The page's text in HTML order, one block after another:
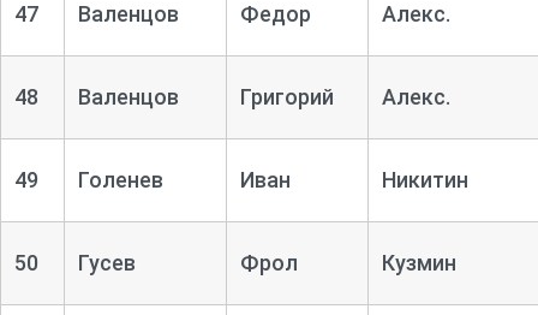
47 Валенцов Федор Алекс.
48 Валенцов Григорий Алекс.
49 Голенев Иван Никитин
50 Гусев Фрол Кузмин